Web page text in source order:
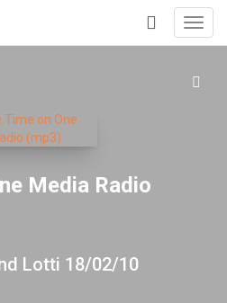
+
Media Radio
Lotti 18/02/10